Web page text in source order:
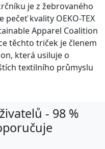
je z žebrovaného
kvality OEKO-TEX
Apparel Coalition
těchto triček je členem
která usiluje o
textilního průmyslu
- 98 %